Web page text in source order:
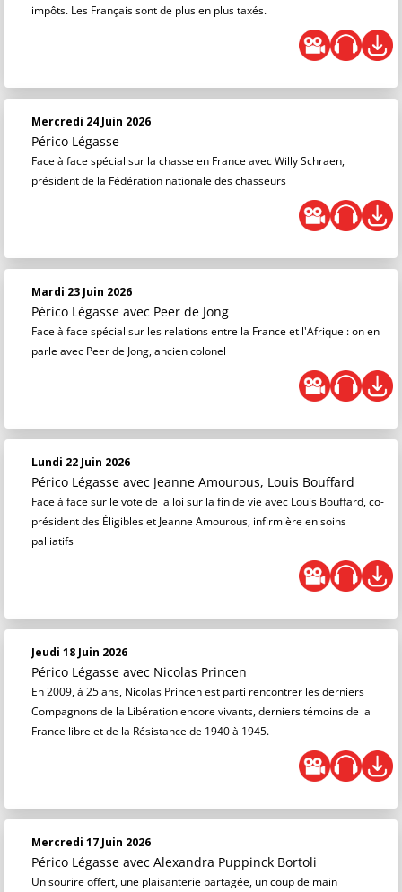
impôts. Les Français sont de plus en plus taxés.
Mercredi 24 Juin 2026
Périco Légasse
Face à face spécial sur la chasse en France avec Willy Schraen,
président de la Fédération nationale des chasseurs
Mardi 23 Juin 2026
Périco Légasse avec Peer de Jong
Face à face spécial sur les relations entre la France et l'Afrique : on en
parle avec Peer de Jong, ancien colonel
Lundi 22 Juin 2026
Périco Légasse avec Jeanne Amourous, Louis Bouffard
Face à face sur le vote de la loi sur la fin de vie avec Louis Bouffard, co-
président des Éligibles et Jeanne Amourous, infirmière en soins
palliatifs
Jeudi 18 Juin 2026
Périco Légasse avec Nicolas Princen
En 2009, à 25 ans, Nicolas Princen est parti rencontrer les derniers
Compagnons de la Libération encore vivants, derniers témoins de la
France libre et de la Résistance de 1940 à 1945.
Mercredi 17 Juin 2026
Périco Légasse avec Alexandra Puppinck Bortoli
Un sourire offert, une plaisanterie partagée, un coup de main